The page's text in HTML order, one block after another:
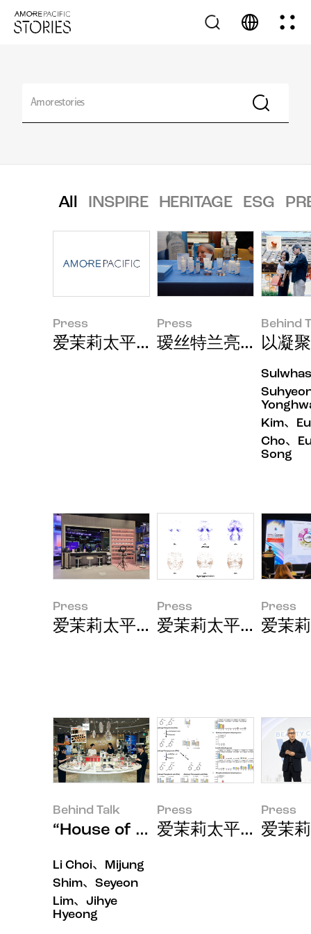
All INSPIRE HERITAGE ESG
Press
爱茉莉太平洋集团2026年第二季
Press
瑷丝特兰亮相国际
Behind
以凝
Kim、
Cho、
Song
Press
爱茉莉太平洋携手三星电子亮相
Press
爱茉莉太平洋发布
Press
爱茉
Behind Talk
“House of New Beauty”在焕然
Li Choi、Mijung
Shim、Seyeon
Lim、Jihye
Hyeong
Press
爱茉莉太平洋发现
Press
爱茉